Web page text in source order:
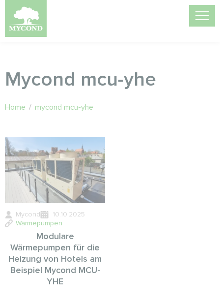
Mycond mcu-yhe
Home / mycond mcu-yhe
Mycond
10.10.2025
Wärmepumpen
Modulare
Wärmepumpen für die
Heizung von Hotels am
Beispiel Mycond MCU-
YHE